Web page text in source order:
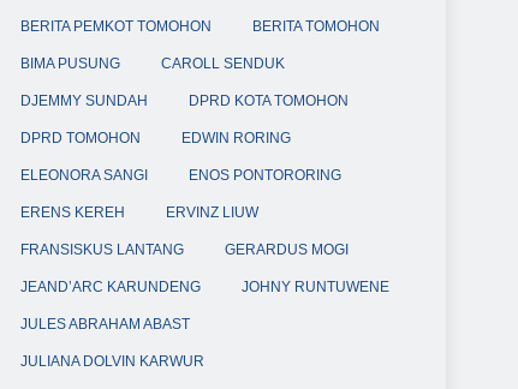
BERITA PEMKOT TOMOHON BERITA TOMOHON
BIMA PUSUNG CAROLL SENDUK
DJEMMY SUNDAH DPRD KOTA TOMOHON
DPRD TOMOHON EDWIN RORING
ELEONORA SANGI ENOS PONTORORING
ERENS KEREH ERVINZ LIUW
FRANSISKUS LANTANG GERARDUS MOGI
JEAND’ARC KARUNDENG JOHNY RUNTUWENE
JULES ABRAHAM ABAST
JULIANA DOLVIN KARWUR